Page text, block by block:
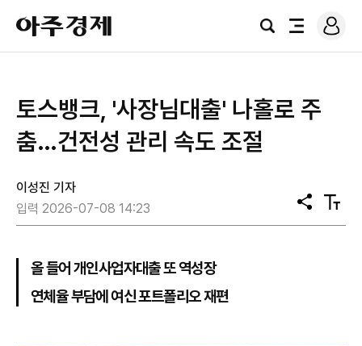
아
주
경
검
전
로
그
토스뱅크, '사장님대출' 나홀로 주
춤…건전성 관리 속도 조절
이성진 기자
입력 2026-07-08 14:23
공
유
텍
스
올 들어 개인사업자대출 또 역성장
연체율 부담에 여신 포트폴리오 재편